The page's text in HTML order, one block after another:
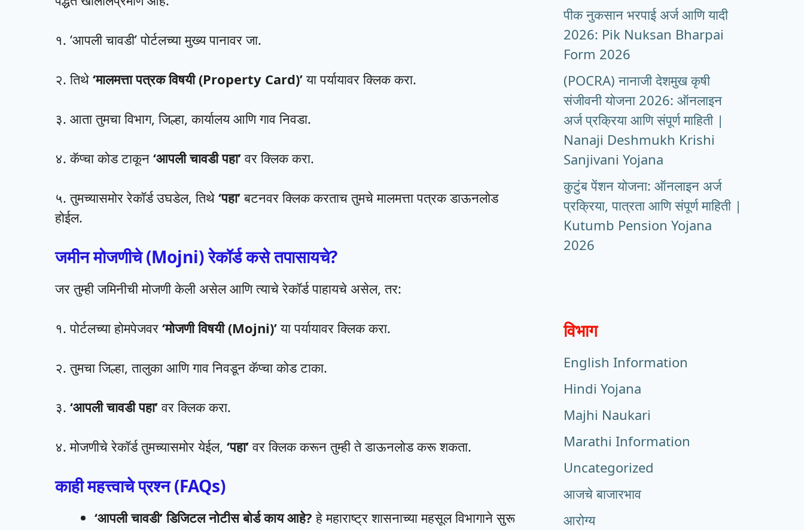
​१. ‘आपली चावडी’ पोर्टलच्या मुख्य पानावर जा.
२. तिथे ‘मालमत्ता पत्रक विषयी (Property Card)’या पर्यायावर क्लिक करा.
३. आता तुमचा विभाग, जिल्हा, कार्यालय आणि गाव निवडा.
४. कॅप्चा कोड टाकून ‘आपली चावडी पहा’वर क्लिक करा.
५. तुमच्यासमोर रेकॉर्ड उघडेल, तिथे ‘पहा’बटनवर क्लिक करताच तुमचे मालमत्ता पत्रक डाऊनलोड
होईल.
जमीन मोजणीचे (Mojni) रेकॉर्ड कसे तपासायचे?
​जर तुम्ही जमिनीची मोजणी केली असेल आणि त्याचे रेकॉर्ड पाहायचे असेल, तर:
​१. पोर्टलच्या होमपेजवर ‘मोजणी विषयी (Mojni)’या पर्यायावर क्लिक करा.
२. तुमचा जिल्हा, तालुका आणि गाव निवडून कॅप्चा कोड टाका.
३. ‘आपली चावडी पहा’वर क्लिक करा.
४. मोजणीचे रेकॉर्ड तुमच्यासमोर येईल, ‘पहा’वर क्लिक करून तुम्ही ते डाऊनलोड करू शकता.
काही महत्त्वाचे प्रश्न (FAQs)
‘आपली चावडी’ डिजिटल नोटीस बोर्ड काय आहे? हे महाराष्ट्र शासनाच्या महसूल विभागाने सुरू
पीक नुकसान भरपाई अर्ज आणि यादी
2026: Pik Nuksan Bharpai
Form 2026
(POCRA) नानाजी देशमुख कृषी
संजीवनी योजना 2026: ऑनलाइन
अर्ज प्रक्रिया आणि संपूर्ण माहिती |
Nanaji Deshmukh Krishi
Sanjivani Yojana
कुटुंब पेंशन योजना: ऑनलाइन अर्ज
प्रक्रिया, पात्रता आणि संपूर्ण माहिती |
Kutumb Pension Yojana
2026
विभाग
English Information
Hindi Yojana
Majhi Naukari
Marathi Information
Uncategorized
आजचे बाजारभाव
आरोग्य